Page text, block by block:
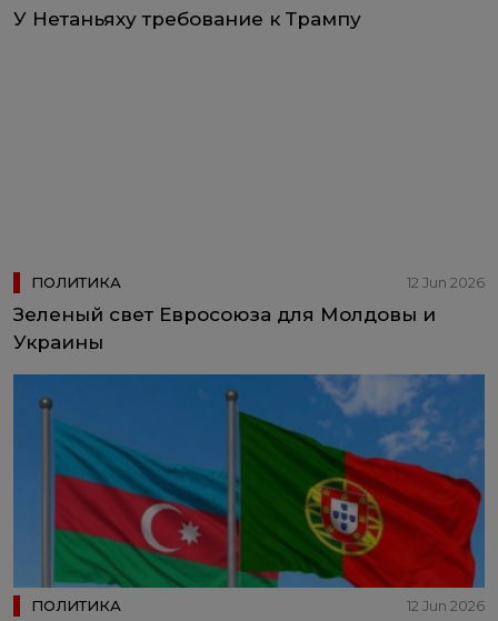
У Нетаньяху требование к Трампу
ПОЛИТИКА 12 Jun 2026
Зеленый свет Евросоюза для Молдовы и
Украины
ПОЛИТИКА 12 Jun 2026